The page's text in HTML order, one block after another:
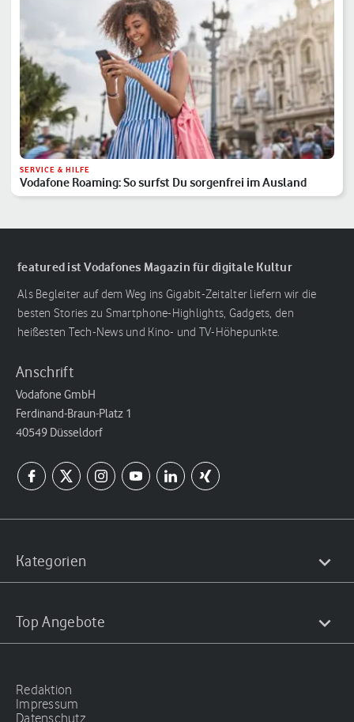
SERVICE & HILFE
Vodafone Roaming: So surfst Du sorgenfrei im Ausland
featured ist Vodafones Magazin für digitale Kultur
Als Begleiter auf dem Weg ins Gigabit-Zeitalter liefern wir die
besten Stories zu Smartphone-Highlights, Gadgets, den
heißesten Tech-News und Kino- und TV-Höhepunkte.
Anschrift
Vodafone GmbH
Ferdinand-Braun-Platz 1
40549 Düsseldorf
Kategorien
Top Angebote
Redaktion
Impressum